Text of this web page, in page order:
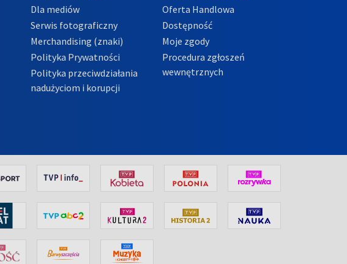
Dla mediów
Serwis fotograficzny
Merchandising (znaki)
Polityka Prywatności
Polityka przeciwdziałania
nadużyciom i korupcji
Oferta Handlowa
Dostępność
Moje zgody
Procedura zgłoszeń
wewnętrznych